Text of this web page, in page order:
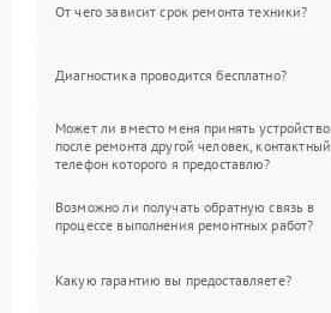
От чего зависит срок ремонта техники?
Диагностика проводится бесплатно?
Может ли вместо меня принять устройство
после ремонта другой человек, контактный
телефон которого я предоставлю?
Возможно ли получать обратную связь в
процессе выполнения ремонтных работ?
Какую гарантию вы предоставляете?